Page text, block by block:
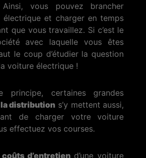
vous pouvez brancher
électrique et charger en temps
que vous travaillez. Si c’est le
avec laquelle vous êtes
le coup d’étudier la question
voiture électrique !
principe, certaines grandes
distribution s’y mettent aussi,
de charger votre voiture
effectuez vos courses.
coûts d’entretien d’une voiture